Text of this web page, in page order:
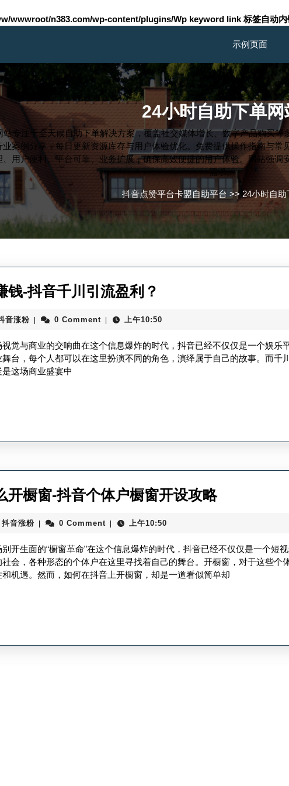
wwwroot/n383.com/wp-content/plugins/Wp keyword link 标签自动
示例页面
24小时自助下单网
专注于全天候自助下单解决方案，覆盖社交媒体增长、数字产品购买
业案例分享，每日更新资源库存与用户体验优化。免费提供操作指南与
用户便利、平台可靠、业务扩展，确保高效便捷的用户体验。网站强
需求。
抖音点赞平台卡盟自助平台 >> 24小时自
钱-抖音千川引流盈利？
抖
音
拓
千
川
引
流
利？
音涨粉抖
涨
粉
0 Comment 上午10:50
觉与商业的交响曲在这个信息爆炸的时代，抖音已经不仅仅是一个娱乐
台，每个人都可以在这里扮演不同的角色，演绎属于自己的故事。而千
这场商业盛宴中
开橱窗-抖音个体户橱窗开设攻略个
抖
音
怎
抖音涨粉抖
涨
粉
0 Comment 上午10:50
开生面的“橱窗革命”在这个信息爆炸的时代，抖音已经不仅仅是一个短
会，各种形态的个体户在这里寻找着自己的舞台。开橱窗，对于这些个
机遇。然而，如何在抖音上开橱窗，却是一道看似简单却